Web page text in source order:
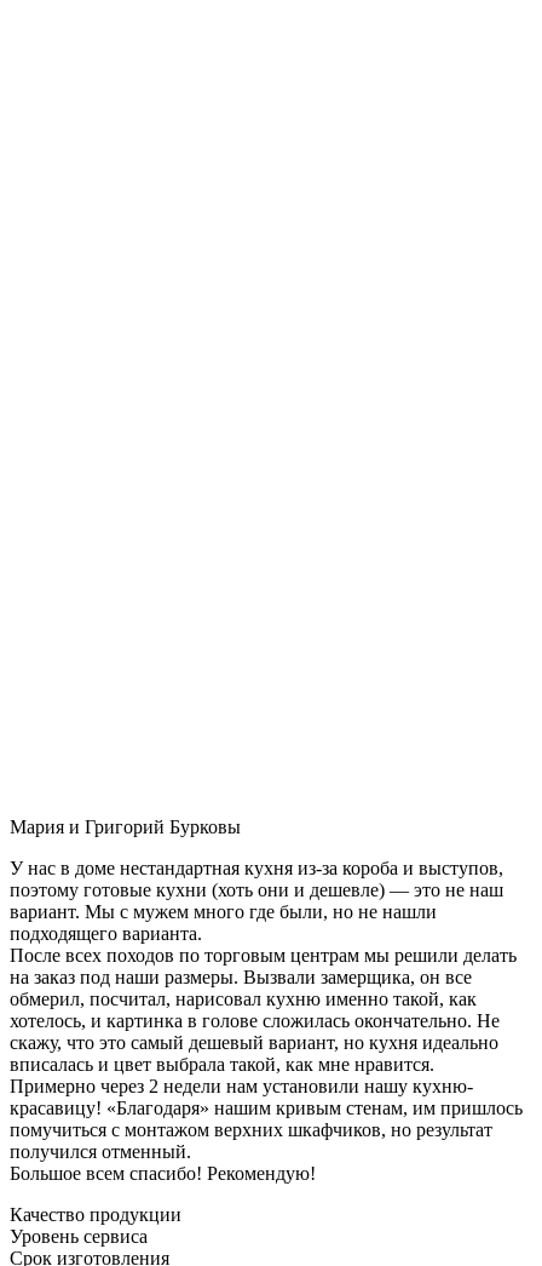
Мария и Григорий Бурковы
У нас в доме нестандартная кухня из-за короба и выступов,
поэтому готовые кухни (хоть они и дешевле) — это не наш
вариант. Мы с мужем много где были, но не нашли
подходящего варианта.
После всех походов по торговым центрам мы решили делать
на заказ под наши размеры. Вызвали замерщика, он все
обмерил, посчитал, нарисовал кухню именно такой, как
хотелось, и картинка в голове сложилась окончательно. Не
скажу, что это самый дешевый вариант, но кухня идеально
вписалась и цвет выбрала такой, как мне нравится.
Примерно через 2 недели нам установили нашу кухню-
красавицу! «Благодаря» нашим кривым стенам, им пришлось
помучиться с монтажом верхних шкафчиков, но результат
получился отменный.
Большое всем спасибо! Рекомендую!
Качество продукции
Уровень сервиса
Срок изготовления